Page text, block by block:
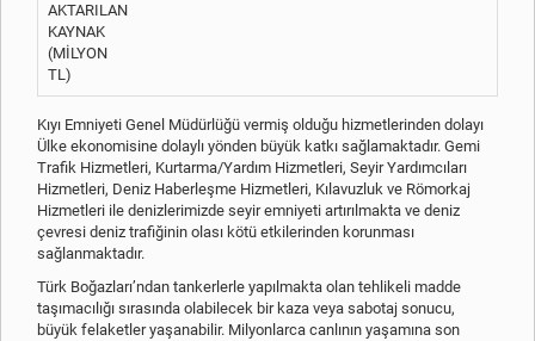
AKTARILAN
KAYNAK
(MİLYON
TL)
Kıyı Emniyeti Genel Müdürlüğü vermiş olduğu hizmetlerinden dolayı
Ülke ekonomisine dolaylı yönden büyük katkı sağlamaktadır. Gemi
Trafik Hizmetleri, Kurtarma/Yardım Hizmetleri, Seyir Yardımcıları
Hizmetleri, Deniz Haberleşme Hizmetleri, Kılavuzluk ve Römorkaj
Hizmetleri ile denizlerimizde seyir emniyeti artırılmakta ve deniz
çevresi deniz trafiğinin olası kötü etkilerinden korunması
sağlanmaktadır.
Türk Boğazları’ndan tankerlerle yapılmakta olan tehlikeli madde
taşımacılığı sırasında olabilecek bir kaza veya sabotaj sonucu,
büyük felaketler yaşanabilir. Milyonlarca canlının yaşamına son